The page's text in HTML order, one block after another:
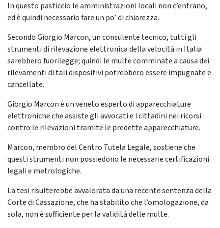
In questo pasticcio le amministrazioni locali non c’entrano,
ed è quindi necessario fare un po’ di chiarezza.
Secondo Giorgio Marcon, un consulente tecnico, tutti gli
strumenti di rilevazione elettronica della velocità in Italia
sarebbero fuorilegge; quindi le multe comminate a causa dei
rilevamenti di tali dispositivi potrebbero essere impugnate e
cancellate.
Giorgio Marcon è un veneto esperto di apparecchiature
elettroniche che assiste gli avvocati e i cittadini nei ricorsi
contro le rilevazioni tramite le predette apparecchiature.
Marcon, membro del Centro Tutela Legale, sostiene che
questi strumenti non possiedono le necessarie certificazioni
legali e metrologiche.
La tesi risulterebbe avvalorata da una recente sentenza della
Corte di Cassazione, che ha stabilito che l’omologazione, da
sola, non è sufficiente per la validità delle multe.